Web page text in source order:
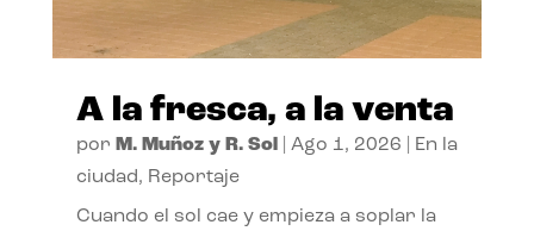
A la fresca, a la venta
por M. Muñoz y R. Sol| Ago 1, 2026
En la
ciudad, Reportaje
Cuando el sol cae y empieza a soplar la